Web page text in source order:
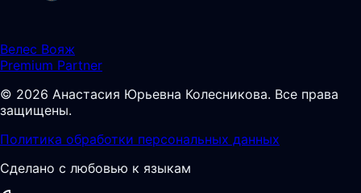
Велес Вояж
Premium Partner
© 2026 Анастасия Юрьевна Колесникова. Все права
защищены.
Политика обработки персональных данных
Сделано с любовью к языкам